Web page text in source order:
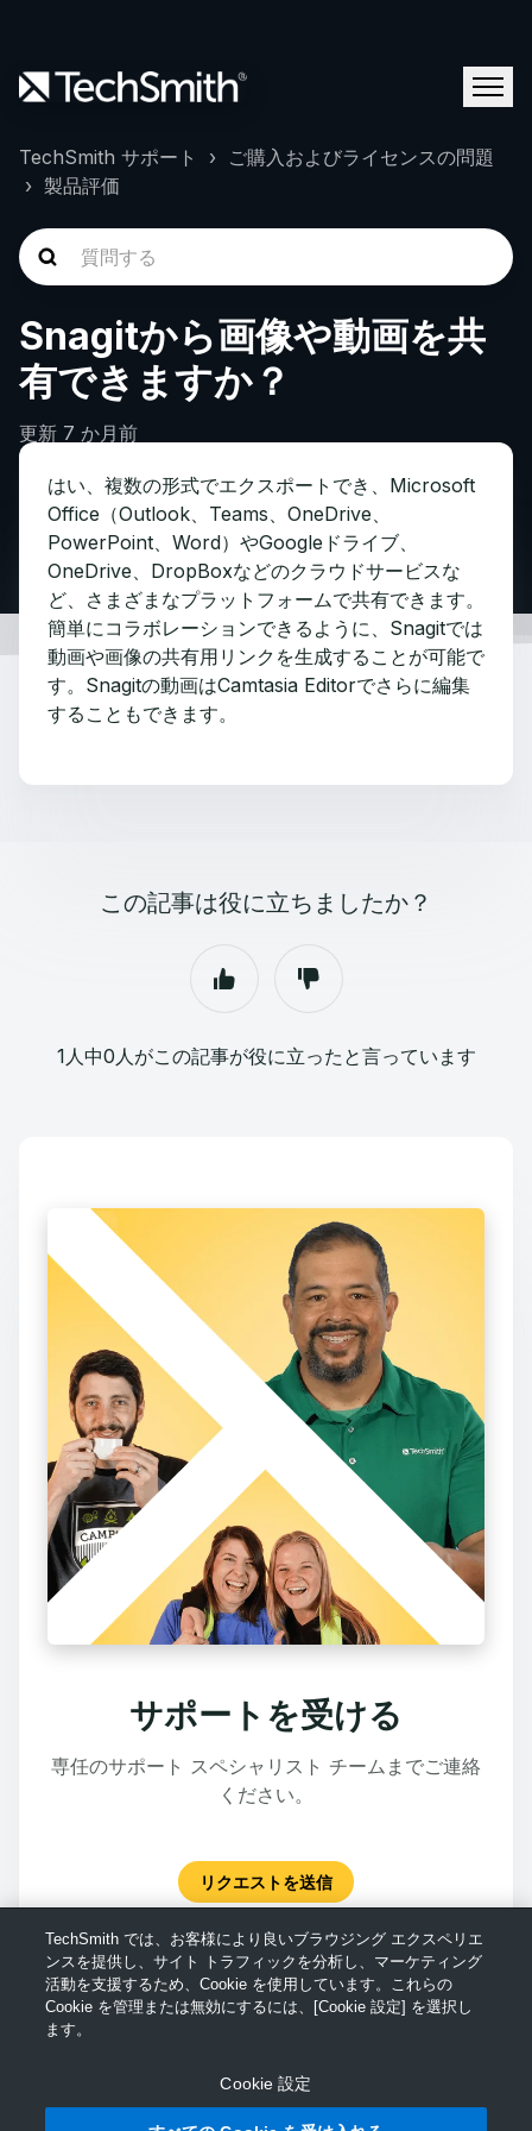
TechSmith サポート
ご購入およびライセンスの問題
製品評価
Snagitから画像や動画を共
有できますか？
更新 7 か月前
はい、複数の形式でエクスポートでき、Microsoft
Office（Outlook、Teams、OneDrive、
PowerPoint、Word）やGoogleドライブ、
OneDrive、DropBoxなどのクラウドサービスな
ど、さまざまなプラットフォームで共有できます。
簡単にコラボレーションできるように、Snagitでは
動画や画像の共有用リンクを生成することが可能で
す。Snagitの動画はCamtasia Editorでさらに編集
することもできます。
この記事は役に立ちましたか？
1人中0人がこの記事が役に立ったと言っています
サポートを受ける
専任のサポート スペシャリスト チームまでご連絡
ください。
リクエストを送信
TechSmith では、お客様により良いブラウジング エクスペリエ
ンスを提供し、サイト トラフィックを分析し、マーケティング
活動を支援するため、Cookie を使用しています。これらの
Cookie を管理または無効にするには、[Cookie 設定] を選択し
ます。
Cookie 設定